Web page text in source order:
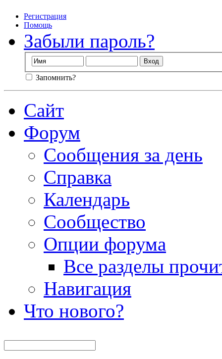
Регистрация
Помощь
Забыли пароль?
Запомнить?
Сайт
Форум
Сообщения за день
Справка
Календарь
Сообщество
Опции форума
Все разделы
Навигация
Что нового?